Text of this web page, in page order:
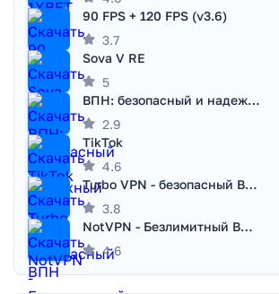
90 FPS + 120 FPS (v3.6)
3.7
Sova V RE
5
ВПН: безопасный и надежный VPN
2.9
TikTok
4.6
Turbo VPN - безопасный ВПН
3.8
NotVPN - Безлимитный ВПН | VPN
4.6